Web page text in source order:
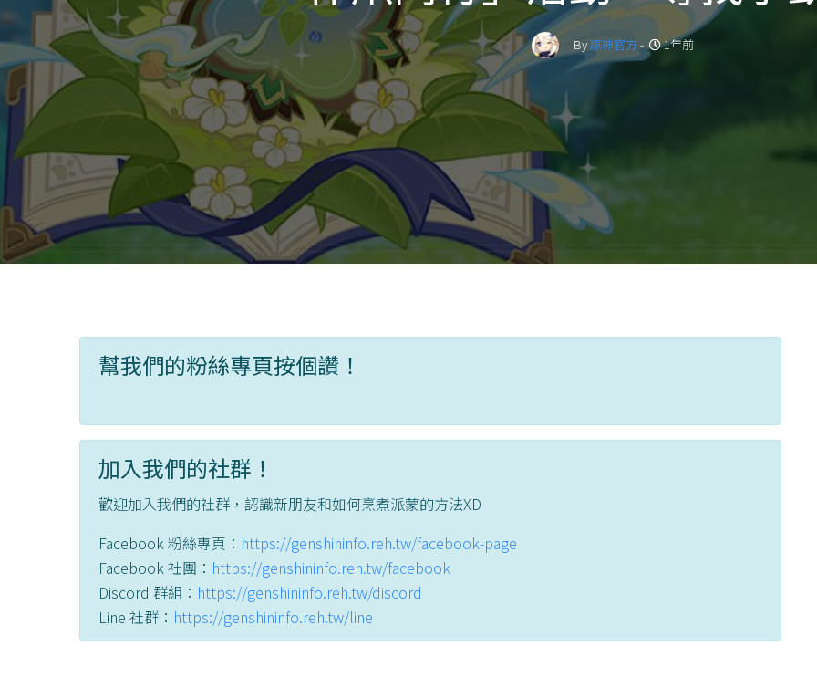
By原神官方- 1年前
幫我們的粉絲專頁按個讚！
加入我們的社群！
歡迎加入我們的社群，認識新朋友和如何烹煮派蒙的方法XD
Facebook 粉絲專頁： https://genshininfo.reh.tw/facebook-page
Facebook 社團： https://genshininfo.reh.tw/facebook
Discord 群組： https://genshininfo.reh.tw/discord
Line 社群： https://genshininfo.reh.tw/line